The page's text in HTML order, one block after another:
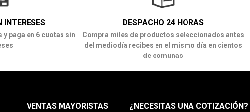
INTERESES
y paga en 6 cuotas sin
DESPACHO 24 HORAS
Compra miles de productos seleccionados antes
del mediodía recibes en el mismo día en cientos
de comunas
VENTAS MAYORISTAS ¿NECESITAS UNA COTIZACIÓN?